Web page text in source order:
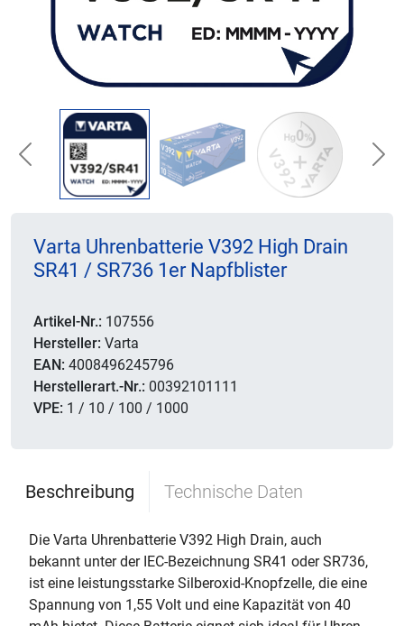
Previous
Varta Uhrenbatterie V392 High Drain
SR41 / SR736 1er Napfblister
Artikel-Nr.: 107556
Hersteller: Varta
EAN: 4008496245796
Herstellerart.-Nr.: 00392101111
VPE: 1 / 10 / 100 / 1000
Beschreibung Technische Daten
Die Varta Uhrenbatterie V392 High Drain, auch
bekannt unter der IEC-Bezeichnung SR41 oder SR736,
ist eine leistungsstarke Silberoxid-Knopfzelle, die eine
Spannung von 1,55 Volt und eine Kapazität von 40